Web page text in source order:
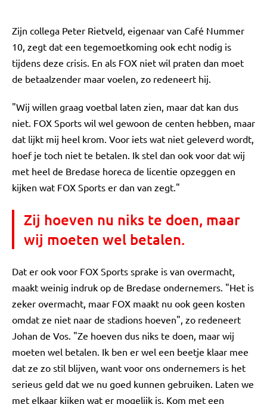
Zijn collega Peter Rietveld, eigenaar van Café Nummer
10, zegt dat een tegemoetkoming ook echt nodig is
tijdens deze crisis. En als FOX niet wil praten dan moet
de betaalzender maar voelen, zo redeneert hij.
"Wij willen graag voetbal laten zien, maar dat kan dus
niet. FOX Sports wil wel gewoon de centen hebben, maar
dat lijkt mij heel krom. Voor iets wat niet geleverd wordt,
hoef je toch niet te betalen. Ik stel dan ook voor dat wij
met heel de Bredase horeca de licentie opzeggen en
kijken wat FOX Sports er dan van zegt."
Zij hoeven nu niks te doen, maar
wij moeten wel betalen.
Dat er ook voor FOX Sports sprake is van overmacht,
maakt weinig indruk op de Bredase ondernemers. "Het is
zeker overmacht, maar FOX maakt nu ook geen kosten
omdat ze niet naar de stadions hoeven", zo redeneert
Johan de Vos. "Ze hoeven dus niks te doen, maar wij
moeten wel betalen. Ik ben er wel een beetje klaar mee
dat ze zo stil blijven, want voor ons ondernemers is het
serieus geld dat we nu goed kunnen gebruiken. Laten we
met elkaar kijken wat er mogelijk is. Kom met een